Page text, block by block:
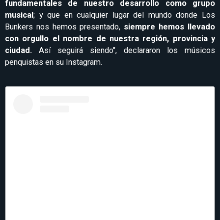
fundamentales de nuestro desarrollo como grupo
musical; y que en cualquier lugar del mundo donde Los
Bunkers nos hemos presentado, siempre hemos llevado
con orgullo el nombre de nuestra región, provincia y
ciudad. Así seguirá siendo", declararon los músicos
penquistas en su Instagram.